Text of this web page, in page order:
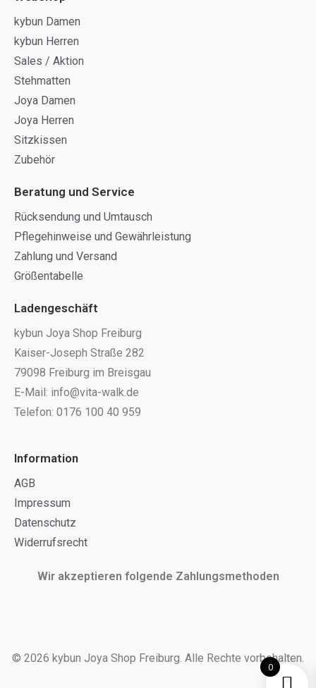
kybun Damen
kybun Herren
Sales / Aktion
Stehmatten
Joya Damen
Joya Herren
Sitzkissen
Zubehör
Beratung und Service
Rücksendung und Umtausch
Pflegehinweise und Gewährleistung
Zahlung und Versand
Größentabelle
Ladengeschäft
kybun Joya Shop Freiburg
Kaiser-Joseph Straße 282
79098 Freiburg im Breisgau
E-Mail: info@vita-walk.de
Telefon: 0176 100 40 959
Information
AGB
Impressum
Datenschutz
Widerrufsrecht
Wir akzeptieren folgende Zahlungsmethoden
© 2026 kybun Joya Shop Freiburg. Alle Rechte vorbehalten.
0